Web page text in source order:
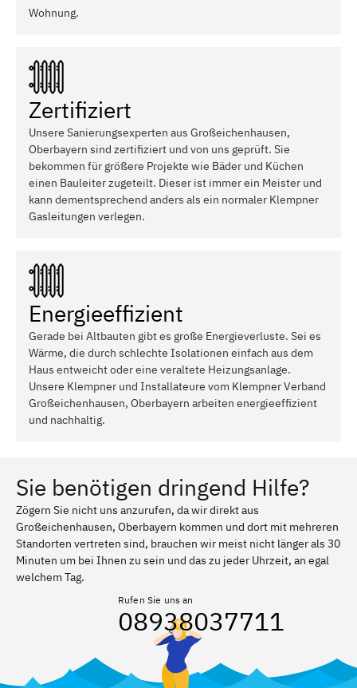
Wohnung.
Zertifiziert
Unsere Sanierungsexperten aus Großeichenhausen,
Oberbayern sind zertifiziert und von uns geprüft. Sie
bekommen für größere Projekte wie Bäder und Küchen
einen Bauleiter zugeteilt. Dieser ist immer ein Meister und
kann dementsprechend anders als ein normaler Klempner
Gasleitungen verlegen.
Energieeffizient
Gerade bei Altbauten gibt es große Energieverluste. Sei es
Wärme, die durch schlechte Isolationen einfach aus dem
Haus entweicht oder eine veraltete Heizungsanlage.
Unsere Klempner und Installateure vom Klempner Verband
Großeichenhausen, Oberbayern arbeiten energieeffizient
und nachhaltig.
Sie benötigen dringend Hilfe?
Zögern Sie nicht uns anzurufen, da wir direkt aus
Großeichenhausen, Oberbayern kommen und dort mit mehreren
Standorten vertreten sind, brauchen wir meist nicht länger als 30
Minuten um bei Ihnen zu sein und das zu jeder Uhrzeit, an egal
welchem Tag.
Rufen Sie uns an
08938037711